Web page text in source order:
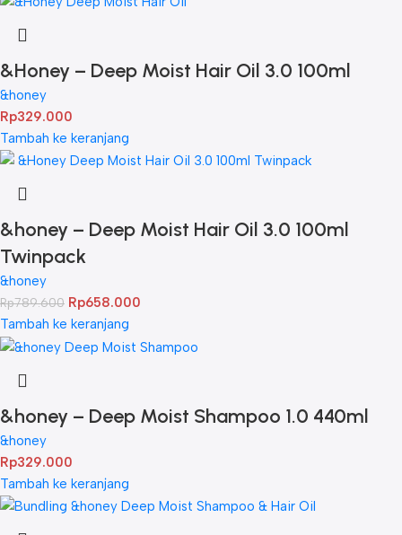
&Honey – Deep Moist Hair Oil 3.0 100ml
&honey
Rp329.000
Tambah ke keranjang
&honey – Deep Moist Hair Oil 3.0 100ml
Twinpack
&honey
Rp789.600 Rp658.000
Tambah ke keranjang
&honey – Deep Moist Shampoo 1.0 440ml
&honey
Rp329.000
Tambah ke keranjang